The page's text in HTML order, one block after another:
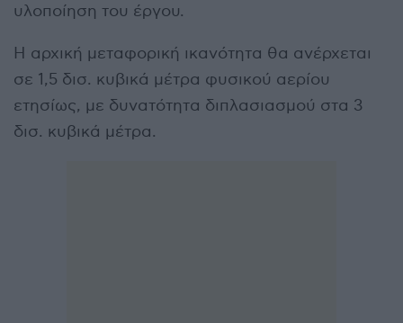
υλοποίηση του έργου.
Η αρχική μεταφορική ικανότητα θα ανέρχεται
σε 1,5 δισ. κυβικά μέτρα φυσικού αερίου
ετησίως, με δυνατότητα διπλασιασμού στα 3
δισ. κυβικά μέτρα.